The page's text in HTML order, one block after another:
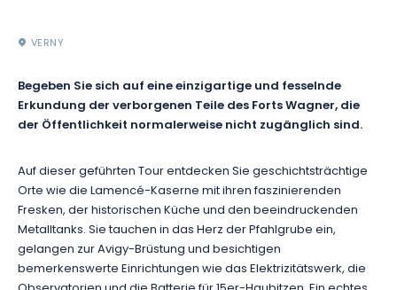
VERNY
Begeben Sie sich auf eine einzigartige und fesselnde
Erkundung der verborgenen Teile des Forts Wagner, die
der Öffentlichkeit normalerweise nicht zugänglich sind.
Auf dieser geführten Tour entdecken Sie geschichtsträchtige
Orte wie die Lamencé-Kaserne mit ihren faszinierenden
Fresken, der historischen Küche und den beeindruckenden
Metalltanks. Sie tauchen in das Herz der Pfahlgrube ein,
gelangen zur Avigy-Brüstung und besichtigen
bemerkenswerte Einrichtungen wie das Elektrizitätswerk, die